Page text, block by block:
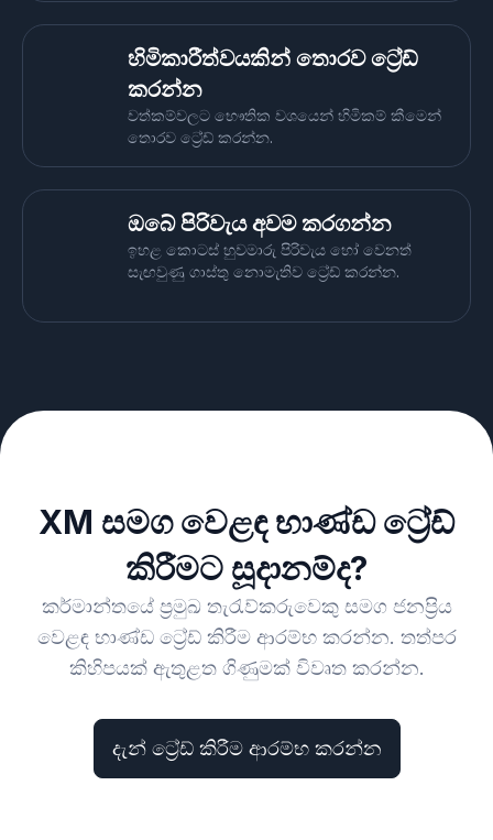
හිමිකාරීත්වයකින් තොරව ට්‍රේඩ්
කරන්න
වත්කම්වලට භෞතික වශයෙන් හිමිකම් කීමෙන්
තොරව ට්‍රේඩ් කරන්න.
ඔබේ පිරිවැය අවම කරගන්න
ඉහළ කොටස් හුවමාරු පිරිවැය හෝ වෙනත්
සැඟවුණු ගාස්තු නොමැතිව ට්‍රේඩ් කරන්න.
XM සමග වෙළඳ භාණ්ඩ ට්‍රේඩ්
කිරීමට සූදානම්ද?
කර්මාන්තයේ ප්‍රමුඛ තැරැව්කරුවෙකු සමග ජනප්‍රිය
වෙළඳ භාණ්ඩ ට්‍රේඩ් කිරීම ආරම්භ කරන්න. තත්පර
කිහිපයක් ඇතුළත ගිණුමක් විවෘත කරන්න.
දැන් ට්‍රේඩ් කිරීම ආරම්භ කරන්න